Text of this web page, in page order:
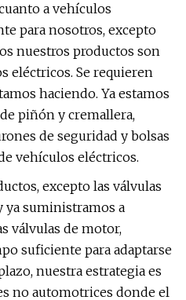
a vehículos
para nosotros, excepto
nuestros productos son
eléctricos. Se requieren
haciendo. Ya estamos
piñón y cremallera,
de seguridad y bolsas
vehículos eléctricos.
excepto las válvulas
ya suministramos a
válvulas de motor,
suficiente para adaptarse
nuestra estrategia es
no automotrices donde el